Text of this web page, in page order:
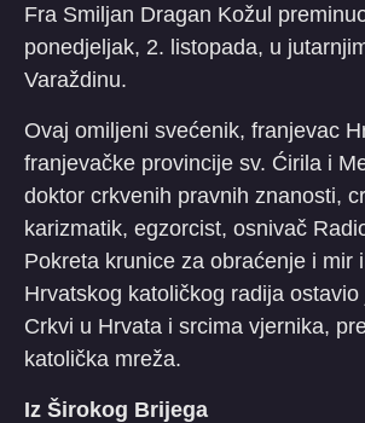
Fra Smiljan Dragan Kožul
ponedjeljak, 2. listopada, u
Varaždinu.
Ovaj omiljeni svećenik, franjevac
franjevačke provincije sv. Ćirila i
doktor crkvenih pravnih znanosti,
karizmatik, egzorcist, osnivač
Pokreta krunice za obraćenje i mir
Hrvatskog katoličkog radija
Crkvi u Hrvata i srcima vjernika,
katolička mreža.
Iz Širokog Brijega